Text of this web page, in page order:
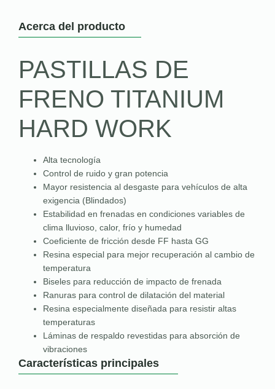
Acerca del producto
PASTILLAS DE
FRENO TITANIUM
HARD WORK
Alta tecnología
Control de ruido y gran potencia
Mayor resistencia al desgaste para vehículos de alta
exigencia (Blindados)
Estabilidad en frenadas en condiciones variables de
clima lluvioso, calor, frío y humedad
Coeficiente de fricción desde FF hasta GG
Resina especial para mejor recuperación al cambio de
temperatura
Biseles para reducción de impacto de frenada
Ranuras para control de dilatación del material
Resina especialmente diseñada para resistir altas
temperaturas
Láminas de respaldo revestidas para absorción de
vibraciones
Características principales